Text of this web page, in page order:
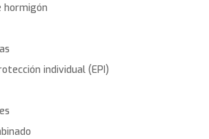
hormigón
individual (EPI)